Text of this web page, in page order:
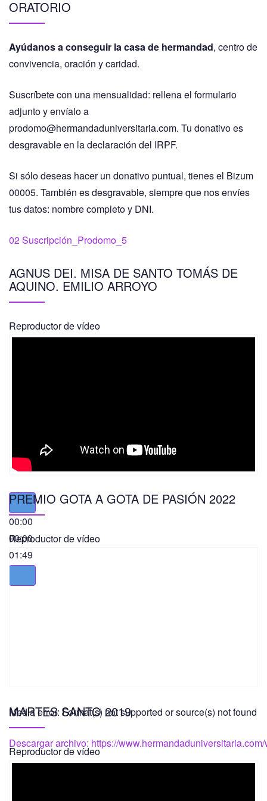
ORATORIO
Ayúdanos a conseguir la casa de hermandad, centro de
convivencia, oración y caridad.
Suscríbete con una mensualidad: rellena el formulario
adjunto y envíalo a
prodomo@hermandaduniversitaria.com. Tu donativo es
desgravable en la declaración del IRPF.
Si sólo deseas hacer un donativo puntual, tienes el Bizum
00005. También es desgravable, siempre que nos envíes
tus datos: nombre completo y DNI.
02 Suscripción_Prodomo_5
AGNUS DEI. MISA DE SANTO TOMÁS DE
AQUINO. EMILIO ARROYO
Reproductor de vídeo
00:00
00:00
01:49
PREMIO GOTA A GOTA DE PASIÓN 2022
Reproductor de vídeo
Media error: Format(s) not supported or source(s) not found
Descargar archivo: https://
MARTES SANTO 2019
Reproductor de vídeo